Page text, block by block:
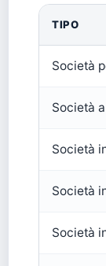
TIPO
Società
Società
Società
Società
Società